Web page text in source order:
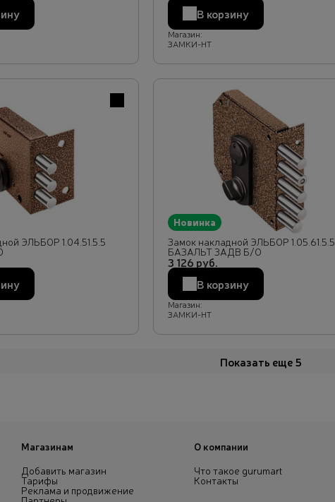
В корзину
Магазин:
ЗАМКИ-НТ
В избранное
ЭЛЬБОР 1.04.51.5.5
Новинка
Замок накладной ЭЛЬБОР 1.05.61.5.5
БАЗАЛЬТ ЗАДВ Б/О
3 126 руб.
В корзину
Магазин:
ЗАМКИ-НТ
Показать еще 5
Магазинам
Добавить магазин
Тарифы
Реклама и продвижение
О компании
Что такое gurumart
Контакты